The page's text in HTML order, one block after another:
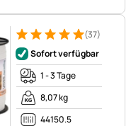
Bewertung: 5 von 5 (37
37 Bewertungen (37)
Sofort verfügbar
1 - 3 Tage
8,07 kg
44150.5